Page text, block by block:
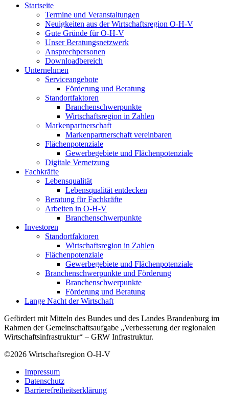
Startseite
Termine und Veranstaltungen
Neuigkeiten aus der Wirtschaftsregion O-H-V
Gute Gründe für O-H-V
Unser Beratungsnetzwerk
Ansprechpersonen
Downloadbereich
Unternehmen
Serviceangebote
Förderung und Beratung
Standortfaktoren
Branchenschwerpunkte
Wirtschaftsregion in Zahlen
Markenpartnerschaft
Markenpartnerschaft vereinbaren
Flächenpotenziale
Gewerbegebiete und Flächenpotenziale
Digitale Vernetzung
Fachkräfte
Lebensqualität
Lebensqualität entdecken
Beratung für Fachkräfte
Arbeiten in O-H-V
Branchenschwerpunkte
Investoren
Standortfaktoren
Wirtschaftsregion in Zahlen
Flächenpotenziale
Gewerbegebiete und Flächenpotenziale
Branchenschwerpunkte und Förderung
Branchenschwerpunkte
Förderung und Beratung
Lange Nacht der Wirtschaft
Gefördert mit Mitteln des Bundes und des Landes Brandenburg im
Rahmen der Gemeinschaftsaufgabe „Verbesserung der regionalen
Wirtschaftsinfrastruktur“ – GRW Infrastruktur.
©2026 Wirtschaftsregion O-H-V
Impressum
Datenschutz
Barrierefreiheitserklärung